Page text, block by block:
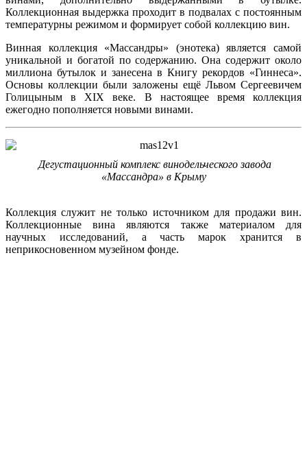
Коллекционная выдержка проходит в подвалах с постоянным
температурны режимом и формирует собой коллекцию вин.
Винная коллекция «Массандры» (энотека) является самой
уникальной и богатой по содержанию. Она содержит около
миллиона бутылок и занесена в Книгу рекордов «Гиннеса».
Основы коллекции были заложены ещё Львом Сергеевичем
Голицыным в XIX веке. В настоящее время коллекция
ежегодно пополняется новыми винами.
Дегустационный комплекс винодельческого завода
«Массандра» в Крыму
Коллекция служит не только источником для продажи вин.
Коллекционные вина являются также материалом для
научных исследований, а часть марок хранится в
неприкосновенном музейном фонде.